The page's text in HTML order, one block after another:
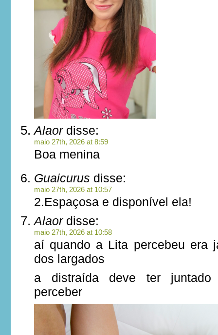
Alaordisse:
maio 27th, 2026 at 8:59
Boa menina
Guaicurus disse:
maio 27th, 2026 at 10:57
2.Espaçosa e disponível ela!
Alaordisse:
maio 27th, 2026 at 10:58
aí quando a Lita percebeu era
dos largados
a distraída deve ter
perceber